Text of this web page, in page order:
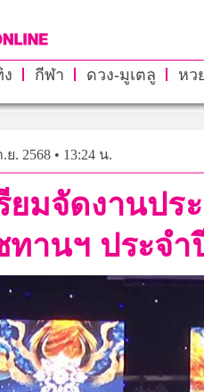
กีฬา ดวง-มูเตลู หว
.ย. 2568 • 13:24 น.
ยมจัดงานปร
ทานฯ ประจำ